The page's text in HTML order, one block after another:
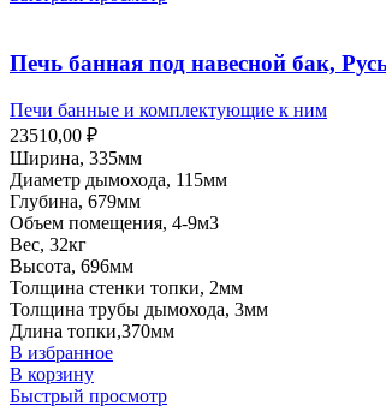
Печь банная под навесной бак,
Печи банные и комплектующие к ним
23510,00 ₽
Ширина, 335мм
Диаметр дымохода, 115мм
Глубина, 679мм
Объем помещения, 4-9м3
Вес, 32кг
Высота, 696мм
Толщина стенки топки, 2мм
Толщина трубы дымохода, 3мм
Длина топки,370мм
В избранное
В корзину
Быстрый просмотр